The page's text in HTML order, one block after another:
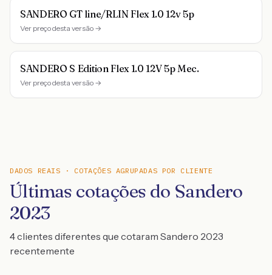
SANDERO GT line/RLIN Flex 1.0 12v 5p
Ver preço desta versão →
SANDERO S Edition Flex 1.0 12V 5p Mec.
Ver preço desta versão →
DADOS REAIS · COTAÇÕES AGRUPADAS POR CLIENTE
Últimas cotações do Sandero
2023
4 clientes diferentes que cotaram Sandero 2023
recentemente